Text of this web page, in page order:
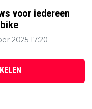
voor iedereen
2025 17:20